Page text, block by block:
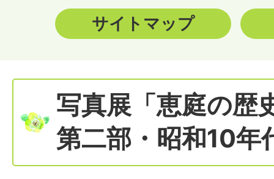
サイトマップ
写真展「恵庭の歴
第二部・昭和10年